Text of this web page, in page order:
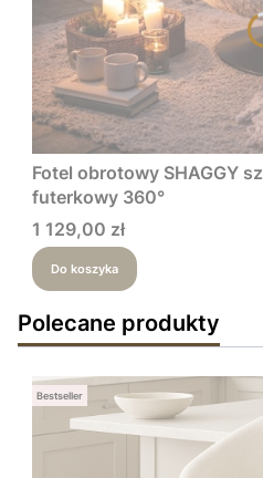
Fotel obrotowy SHAGGY
futerkowy 360°
Cena
1 129,00 zł
Do koszyka
Polecane produkty
Bestseller